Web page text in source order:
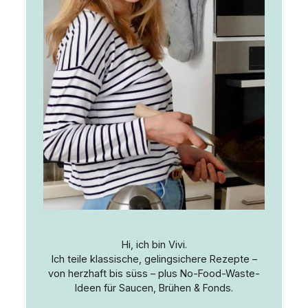
Hi, ich bin Vivi.
Ich teile klassische, gelingsichere Rezepte –
von herzhaft bis süss – plus No-Food-Waste-
Ideen für Saucen, Brühen & Fonds.